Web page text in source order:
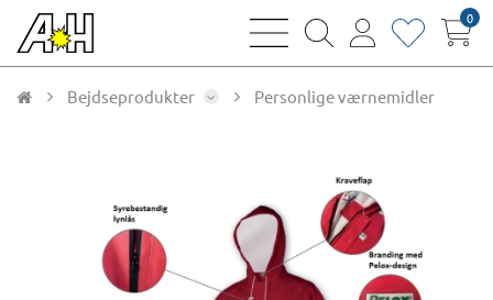
bars
magnifying
user
heart0
Bejdseprodukter Personlige værnemidler